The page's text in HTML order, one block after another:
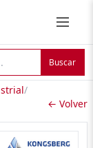
Buscar
/
← Volver